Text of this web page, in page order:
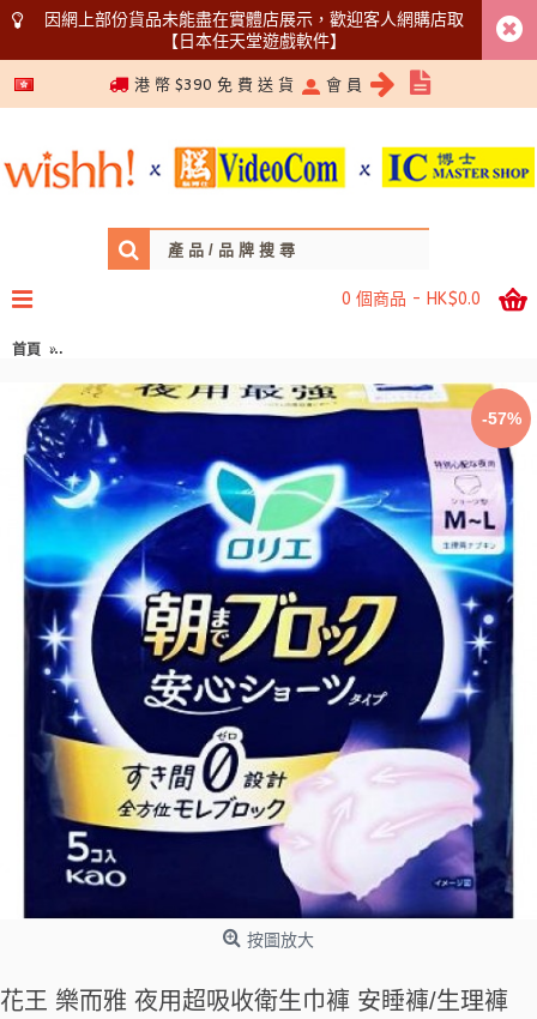
因網上部份貨品未能盡在實體店展示，歡迎客人網購店取
【日本任天堂遊戲軟件】
5366 1340
港 幣 $390 免 費 送 貨 會 員
0 個商品 - HK$0.0
首頁 花王 樂而雅 夜用超吸收衛生巾褲 安睡褲/生理褲 48cm x 5枚入 M-L碼
-57%
按圖放大
花王 樂而雅 夜用超吸收衛生巾褲 安睡褲/生理褲